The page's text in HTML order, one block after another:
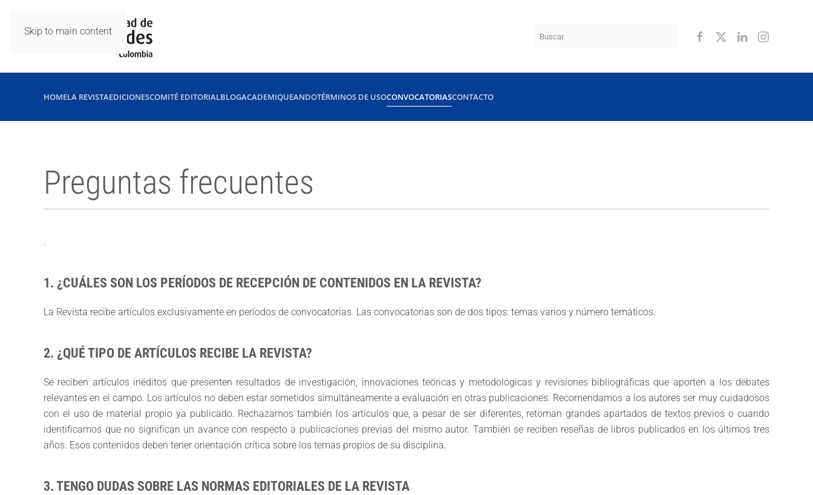
Skip to main content
HOMELA REVISTAEDICIONESCOMITÉ EDITORIALBLOGACADEMIQUEANDOTÉRMINOS DE USOCONVOCATORIASCONTACTO
Preguntas frecuentes
.
1. ¿CUÁLES SON LOS PERÍODOS DE RECEPCIÓN DE CONTENIDOS EN LA REVISTA?
La Revista recibe artículos exclusivamente en períodos de convocatorias. Las convocatorias son de dos tipos: temas varios y número temáticos.
2. ¿QUÉ TIPO DE ARTÍCULOS RECIBE LA REVISTA?
Se reciben artículos inéditos que presenten resultados de investigación, innovaciones teóricas y metodológicas y revisiones bibliográficas que aporten a los debates
relevantes en el campo. Los artículos no deben estar sometidos simultáneamente a evaluación en otras publicaciones. Recomendamos a los autores ser muy cuidadosos
con el uso de material propio ya publicado. Rechazamos también los artículos que, a pesar de ser diferentes, retoman grandes apartados de textos previos o cuando
identificamos que no significan un avance con respecto a publicaciones previas del mismo autor. También se reciben reseñas de libros publicados en los últimos tres
años. Esos contenidos deben tener orientación crítica sobre los temas propios de su disciplina.
3. TENGO DUDAS SOBRE LAS NORMAS EDITORIALES DE LA REVISTA